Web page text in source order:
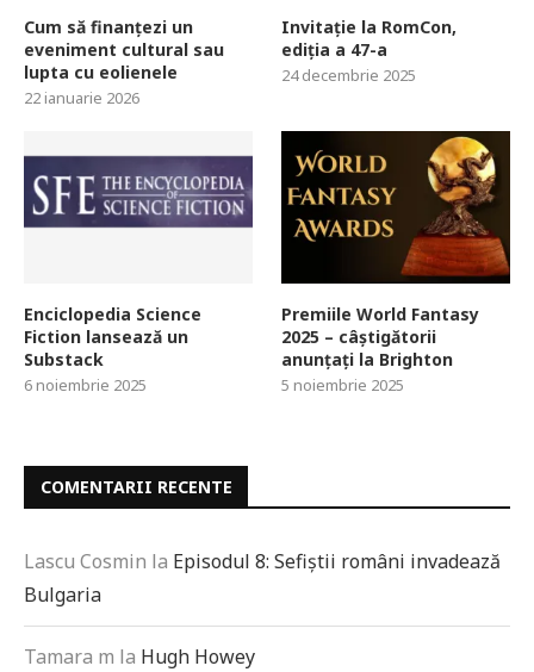
Cum să finanțezi un
eveniment cultural sau
lupta cu eolienele
22 ianuarie 2026
Invitație la RomCon,
ediția a 47-a
24 decembrie 2025
Enciclopedia Science
Fiction lansează un
Substack
6 noiembrie 2025
Premiile World Fantasy
2025 – câștigătorii
anunțați la Brighton
5 noiembrie 2025
COMENTARII RECENTE
Lascu Cosmin la Episodul 8: Sefiștii români invadează
Bulgaria
Tamara m la Hugh Howey